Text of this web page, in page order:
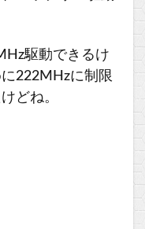
駆動できるけ
222MHzに制限
どね。